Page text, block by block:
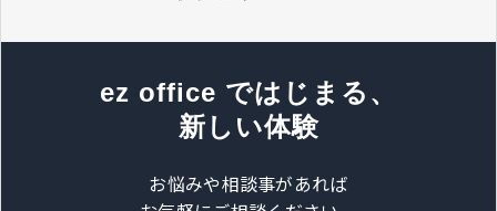
ez office ではじまる、
新しい体験
お悩みや相談事があれば